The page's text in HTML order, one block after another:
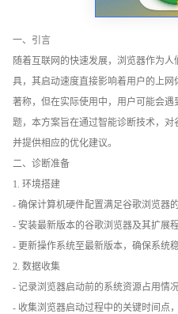
一、引言
随着互联网的快速发展，浏览器作为
具，其启动速度直接影响着用户的上
著称，但在实际使用中，用户可能会
题，本方案旨在通过智能诊断技术，对
并提供相应的优化建议。
二、诊断准备
1. 环境搭建
- 确保计算机硬件配置满足谷歌浏览器
- 安装最新版本的谷歌浏览器及其扩展程
- 更新操作系统至最新版本，确保系统稳
2. 数据收集
- 记录浏览器启动前的系统资源占用情
- 收集浏览器启动过程中的关键时间点